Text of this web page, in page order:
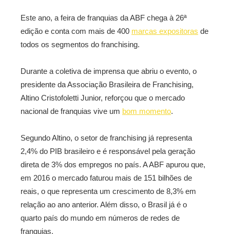
Este ano, a feira de franquias da ABF chega à 26ª
edição e conta com mais de 400 marcas expositoras de
todos os segmentos do franchising.
Durante a coletiva de imprensa que abriu o evento, o
presidente da Associação Brasileira de Franchising,
Altino Cristofoletti Junior, reforçou que o mercado
nacional de franquias vive um bom momento.
Segundo Altino, o setor de franchising já representa
2,4% do PIB brasileiro e é responsável pela geração
direta de 3% dos empregos no país. A ABF apurou que,
em 2016 o mercado faturou mais de 151 bilhões de
reais, o que representa um crescimento de 8,3% em
relação ao ano anterior. Além disso, o Brasil já é o
quarto país do mundo em números de redes de
franquias.